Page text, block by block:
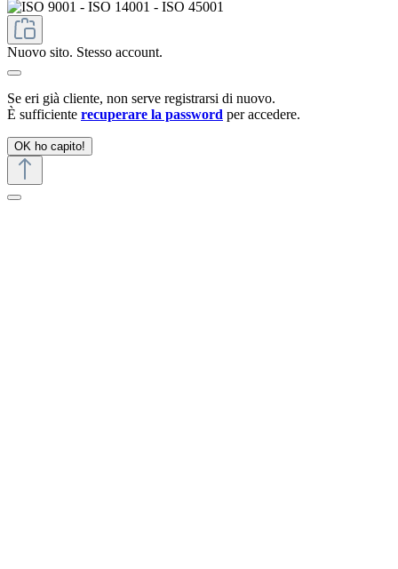
Nuovo sito. Stesso account.
Se eri già cliente, non serve registrarsi di nuovo.
È sufficiente recuperare la password per accedere.
OK ho capito!